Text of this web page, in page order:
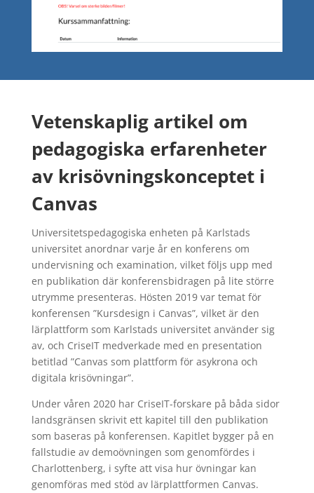
Vetenskaplig artikel om
pedagogiska erfarenheter
av krisövningskonceptet i
Canvas
Universitetspedagogiska enheten på Karlstads
universitet anordnar varje år en konferens om
undervisning och examination, vilket följs upp med
en publikation där konferensbidragen på lite större
utrymme presenteras. Hösten 2019 var temat för
konferensen ”Kursdesign i Canvas”, vilket är den
lärplattform som Karlstads universitet använder sig
av, och CriseIT medverkade med en presentation
betitlad ”Canvas som plattform för asykrona och
digitala krisövningar”.
Under våren 2020 har CriseIT-forskare på båda sidor
landsgränsen skrivit ett kapitel till den publikation
som baseras på konferensen. Kapitlet bygger på en
fallstudie av demoövningen som genomfördes i
Charlottenberg, i syfte att visa hur övningar kan
genomföras med stöd av lärplattformen Canvas.